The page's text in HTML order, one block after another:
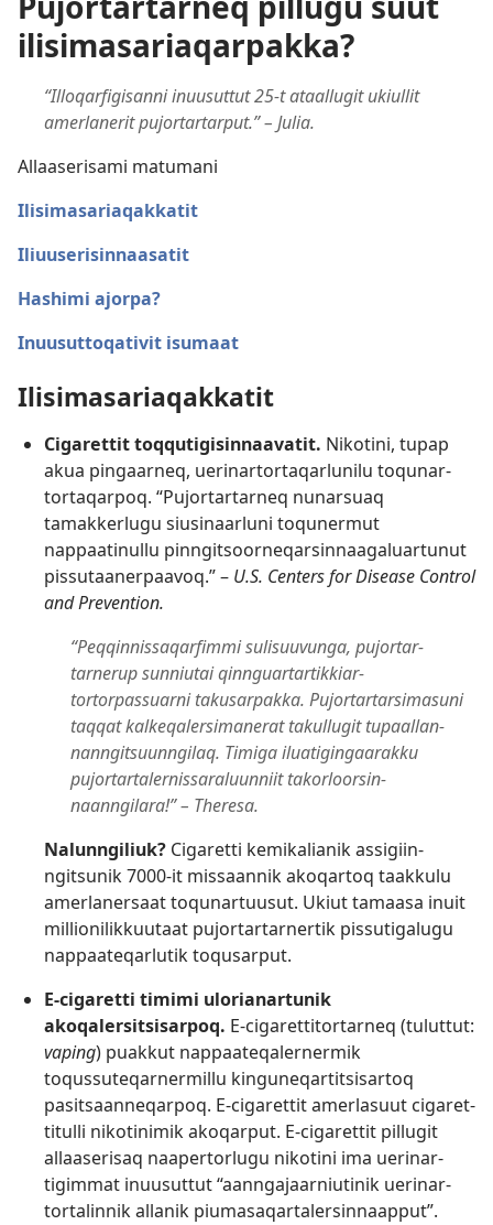
ilisimasariaqarpakka?
“Illoqarfigisanni inuusuttut 25-t ataallugit ukiullit
amerlanerit pujortartarput.” – Julia.
Allaaserisami matumani
Ilisimasariaqakkatit
Iliuuserisinnaasatit
Hashimi ajorpa?
Inuusuttoqativit isumaat
Ilisimasariaqakkatit
Cigarettit toqqutigisin­naavatit. Nikotini, tupap
akua pingaarneq, uerinar­tortaqarlunilu toqunar­
tortaqarpoq. “Pujortartarneq nunarsuaq
tamakkerlugu siusinaarluni toqunermut
nappaatinullu pinngitsoor­neqarsin­naagaluartunut
pissutaanerpaavoq.” – U.S. Centers for Disease Control
and Prevention.
“Peqqinnis­saqarfimmi sulisuuvunga, pujortar­
tarnerup sunniutai qinnguar­tartikkiar­
tortorpassuarni takusarpakka. Pujortar­tarsimasuni
taqqat kalkeqalersimanerat takullugit tupaallan­
nanngitsuunngilaq. Timiga iluatigingaarakku
pujortar­talernis­saraluunniit takorloorsin­
naanngilara!” – Theresa.
Nalunngiliuk? Cigaretti kemikalianik assigiin­
ngitsunik 7000-it missaannik akoqartoq taakkulu
amerlanersaat toqunartuusut. Ukiut tamaasa inuit
millionilik­kuutaat pujortar­tarnertik pissutigalugu
nappaateqarlutik toqusarput.
E-cigaretti timimi ulorianartunik
akoqalersitsisarpoq. E-cigaret­titortarneq (tuluttut:
vaping) puakkut nappaateqalernermik
toqussuteqar­nermillu kinguneqar­titsisartoq
pasitsaan­neqarpoq. E-cigarettit amerlasuut cigaret­
titulli nikotinimik akoqarput. E-cigarettit pillugit
allaaserisaq naapertorlugu nikotini ima uerinar­
tigimmat inuusuttut “aanngajaar­niutinik uerinar­
tortalinnik allanik piumasaqar­talersin­naapput”.